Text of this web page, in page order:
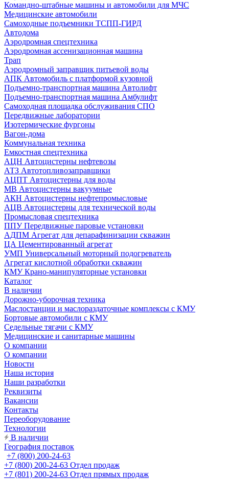
Командно-штабные машины и автомобили для МЧС
Медицинские автомобили
Самоходные подъемники ТСПП-ГИРД
Автодома
Аэродромная спецтехника
Аэродромная ассенизационная машина
Трап
Аэродромный заправщик питьевой воды
АПК Автомобиль с платформой кузовной
Подъемно-транспортная машина Автолифт
Подъемно-транспортная машина Амбулифт
Самоходная площадка обслуживания СПО
Передвижные лаборатории
Изотермические фургоны
Вагон-дома
Коммунальная техника
Емкостная спецтехника
АЦН Автоцистерны нефтевозы
АТЗ Автотопливозаправщики
АЦПТ Автоцистерны для воды
МВ Автоцистерны вакуумные
АКН Автоцистерны нефтепромысловые
АЦВ Автоцистерны для технической воды
Промысловая спецтехника
ППУ Передвижные паровые установки
АДПМ Агрегат для депарафинизации скважин
ЦА Цементированный агрегат
УМП Универсальный моторный подогреватель
Агрегат кислотной обработки скважин
КМУ Крано-манипуляторные установки
Каталог
В наличии
Дорожно-уборочная техника
Маслостанции и маслораздаточные комплексы с КМУ
Бортовые автомобили с КМУ
Седельные тягачи с КМУ
Медицинские и санитарные машины
О компании
О компании
Новости
Наша история
Наши разработки
Реквизиты
Вакансии
Контакты
Переоборудование
Технологии
В наличии
География поставок
+7 (800) 200-24-63
+7 (800) 200-24-63 Отдел продаж
+7 (801) 200-24-63 Отдел прямых продаж